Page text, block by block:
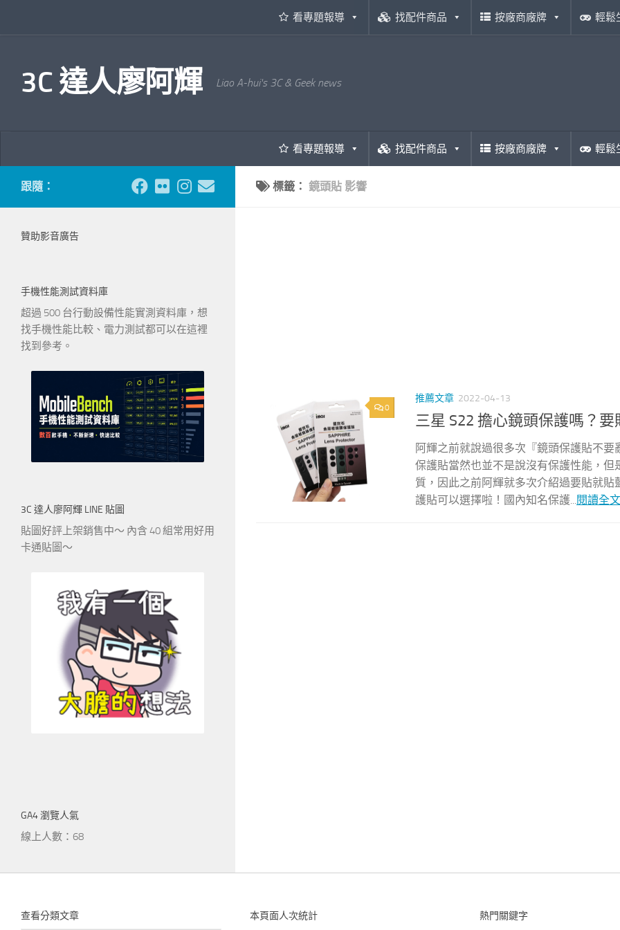
看專題報導 找配件商品 按廠商廠牌 輕鬆
3C 達人廖阿輝 Liao A-hui's 3C & Geek news
看專題報導 找配件商品 按廠商廠牌 輕鬆
標籤： 鏡頭貼 影響
0
推薦文章 2022-04-13
三星 S22 擔心鏡頭保護嗎？
阿輝之前就說過很多次『鏡頭保護貼不
保護貼當然也並不是說沒有保護性能，
質，因此之前阿輝就多次介紹過要貼就
護貼可以選擇啦！國內知名保護...閱讀全文
跟隨：
贊助影音廣告
手機性能測試資料庫
超過 500 台行動設備性能實測資料庫，想
找手機性能比較、電力測試都可以在這裡
找到參考。
3C 達人廖阿輝 LINE 貼圖
貼圖好評上架銷售中～ 內含 40 組常用好用
卡通貼圖～
GA4 瀏覽人氣
線上人數：68
查看分類文章 本頁面人次統計 熱門關鍵字